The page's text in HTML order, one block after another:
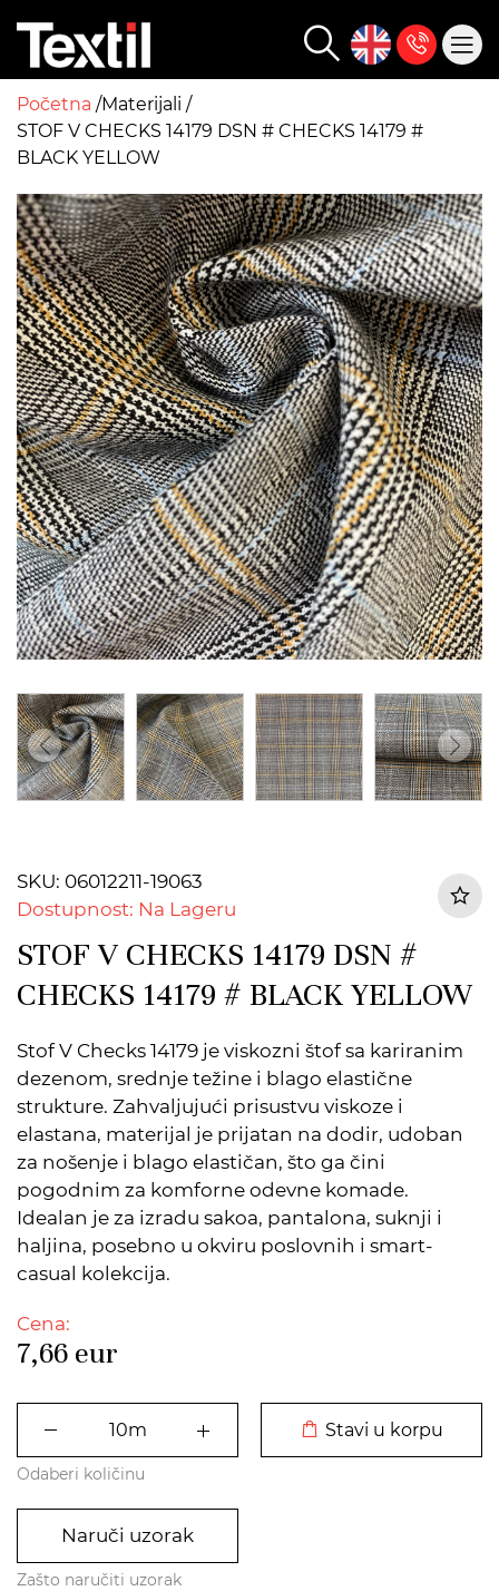
Početna Materijali
STOF V CHECKS 14179 DSN # CHECKS 14179 #
BLACK YELLOW
SKU: 06012211-19063
Dostupnost: Na Lageru
STOF V CHECKS 14179 DSN #
CHECKS 14179 # BLACK YELLOW
Stof V Checks 14179 je viskozni štof sa kariranim
dezenom, srednje težine i blago elastične
strukture. Zahvaljujući prisustvu viskoze i
elastana, materijal je prijatan na dodir, udoban
za nošenje i blago elastičan, što ga čini
pogodnim za komforne odevne komade.
Idealan je za izradu sakoa, pantalona, suknji i
haljina, posebno u okviru poslovnih i smart-
casual kolekcija.
Cena:
7,66 eur
Stavi u korpu
Odaberi količinu
Naruči uzorak
Zašto naručiti uzorak